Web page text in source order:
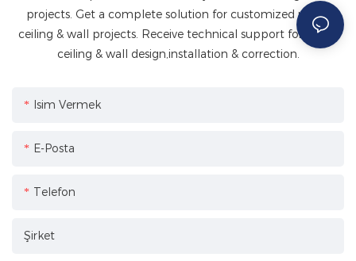
projects. Get a complete solution for customized metal
ceiling & wall projects. Receive technical support for metal
ceiling & wall design,installation & correction.
Isim Vermek
E-Posta
Telefon
Şirket